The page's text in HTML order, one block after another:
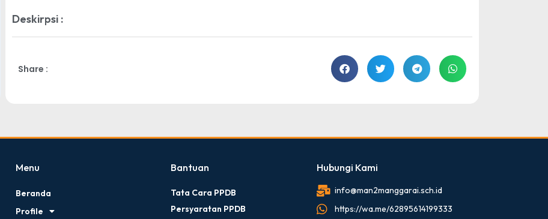
Deskirpsi :
Share :
Menu
Beranda
Profile
Bantuan
Tata Cara PPDB
Persyaratan PPDB
Hubungi Kami
info@man2manggarai.sch.id
https://wa.me/62895614199333